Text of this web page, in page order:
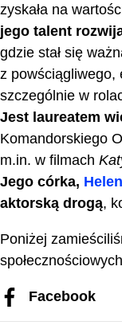
zyskała na
jego talent
gdzie stał się
z powściągliwego,
szczególnie w
Jest laureatem
Komandorskiego
m.in. w filmach
Jego córka,
aktorską drogą,
Poniżej
Facebook